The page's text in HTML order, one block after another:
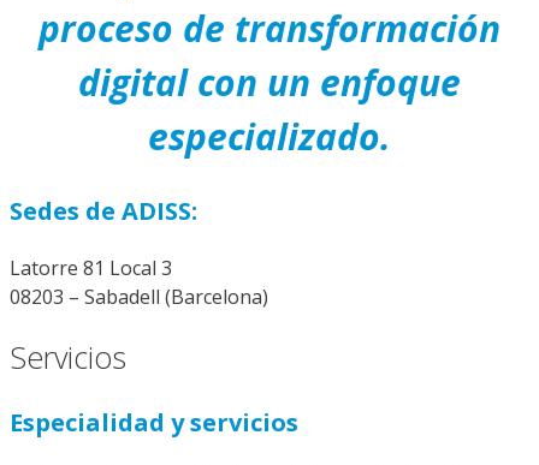
proceso de transformación
digital con un enfoque
especializado.
Sedes de ADISS:
Latorre 81 Local 3
08203 – Sabadell (Barcelona)
Servicios
Especialidad y servicios